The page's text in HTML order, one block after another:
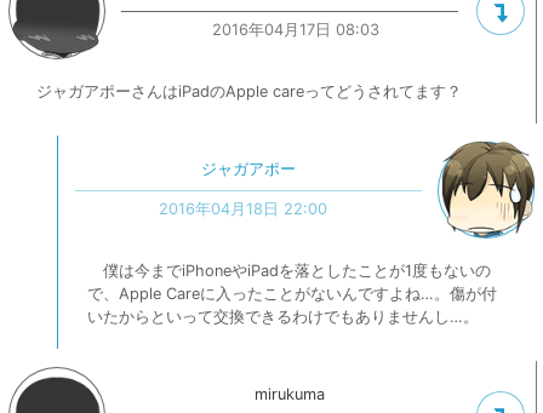
2016年04月17日 08:03
ジャガアポーさんはiPadのApple careってどうされてます？
ジャガアポー
2016年04月18日 22:00
僕は今までiPhoneやiPadを落としたことが1度もないの
で、Apple Careに入ったことがないんですよね…。傷が付
いたからといって交換できるわけでもありませんし…。
mirukuma